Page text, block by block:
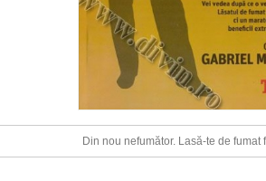
Din nou nefumător. Lasă-te de fumat